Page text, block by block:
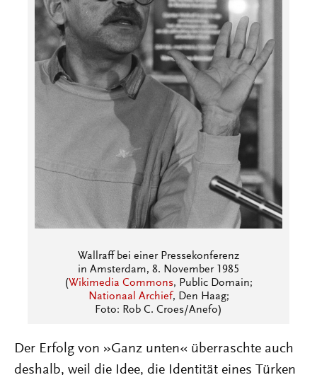
Wallraff bei einer Pressekonferenz
in Amsterdam, 8. November 1985
(Wikimedia Commons, Public Domain;
Nationaal Archief, Den Haag;
Foto: Rob C. Croes/Anefo)
Der Erfolg von »Ganz unten« überraschte auch
deshalb, weil die Idee, die Identität eines Türken